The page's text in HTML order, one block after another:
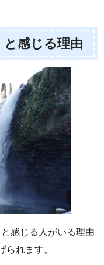
感じる理由
感じる人がいる理由
られます。